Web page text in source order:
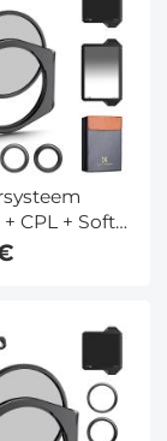
CPL + Soft
+